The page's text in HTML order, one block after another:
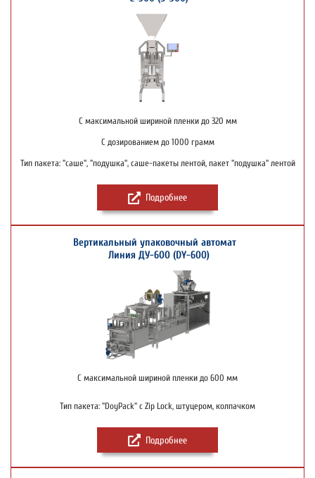
С максимальной шириной пленки до 320 мм
С дозированием до 1000 грамм
Тип пакета: "саше", "подушка", саше-пакеты лентой, пакет "подушка" лентой
Подробнее
Вертикальный упаковочный автомат
Линия ДУ-600 (DY-600)
С максимальной шириной пленки до 600 мм
Тип пакета: "DoyPack" c Zip Lock, штуцером, колпачком
Подробнее